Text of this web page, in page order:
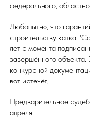
федерального,
Любопытно, что
строительству катка
лет с момента
завершённого
конкурсной
вот истечёт.
Предварительное
апреля.